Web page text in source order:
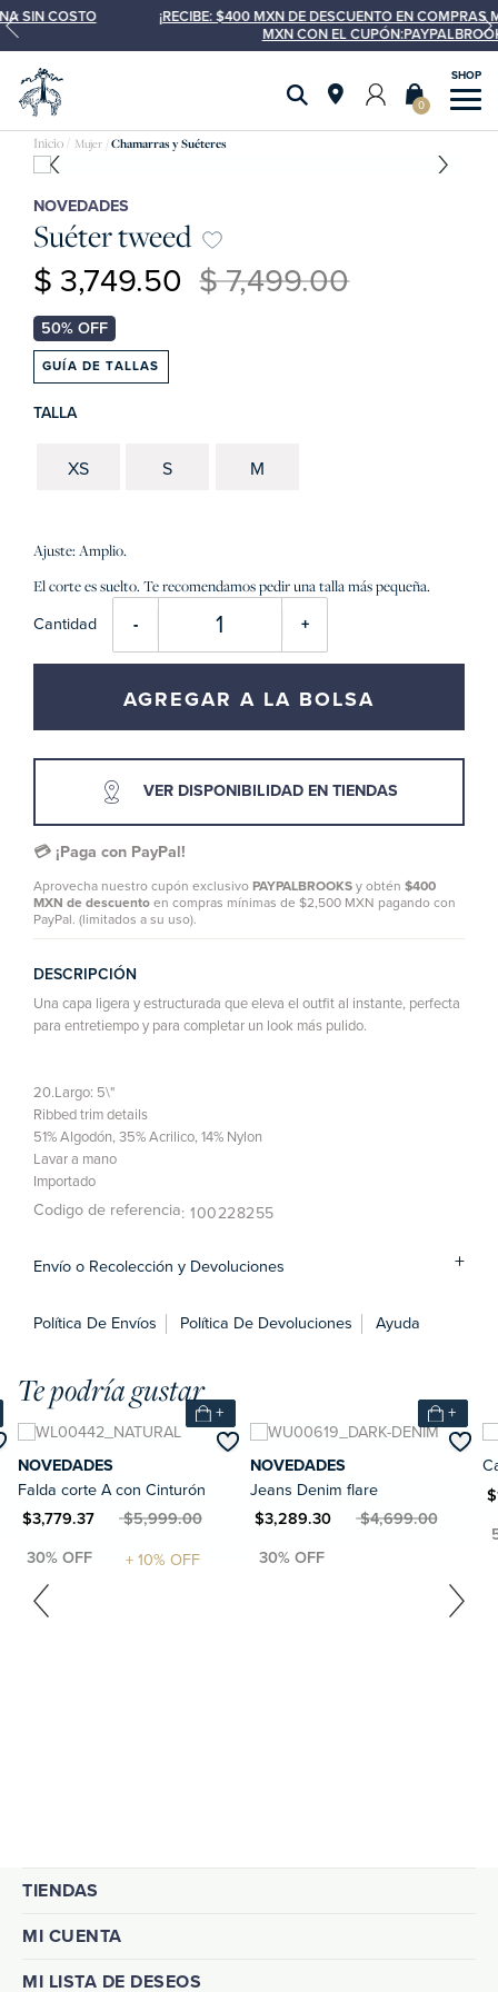
¡RECIBE: $400 MXN DE DESCUENTO EN COMPRAS MÍNIMAS DE
MXN CON EL CUPÓN:PAYPALBROOKS !
0
Mujer Chamarras y Suéteres
NOVEDADES
Suéter tweed
$ 7,499.00
$ 3,749.50
GUÍA DE TALLAS
TALLA
XS S M
Ajuste: Amplio.
El corte es suelto. Te recomendamos pedir una talla más pequeña.
Cantidad +
-
AGREGAR A LA BOLSA
VER DISPONIBILIDAD EN TIENDAS
💳 ¡Paga con PayPal!
Aprovecha nuestro cupón exclusivo PAYPALBROOKS y obtén $400
MXN de descuento en compras mínimas de $2,500 MXN pagando con
PayPal. (limitados a su uso).
DESCRIPCIÓN
Una capa ligera y estructurada que eleva el outfit al instante, perfecta
para entretiempo y para completar un look más pulido.
20.Largo: 5\"
Ribbed trim details
51% Algodón, 35% Acrilico, 14% Nylon
Lavar a mano
Importado
Codigo de referencia: 100228255
Envío o Recolección y Devoluciones
Política De Envíos Política De Devoluciones Ayuda
Te podría gustar
+
NOVEDADES
Falda corte A con Cinturón
$3,779.37MXN $5,999.00
+
NOVEDADES
Jeans Denim flare
MXN $3,289.30MXN $4,699.00
MXN
TIENDAS
MI CUENTA
MI LISTA DE DESEOS